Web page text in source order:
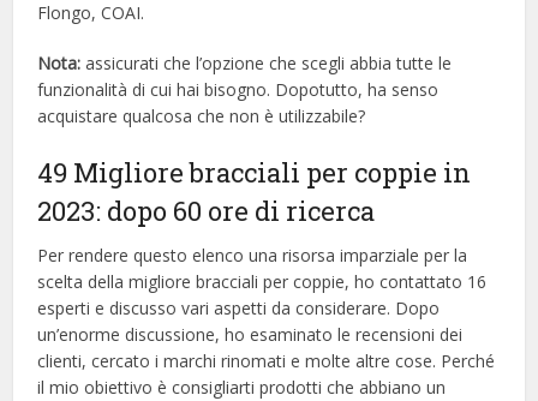
Flongo, COAI.
Nota: assicurati che l’opzione che scegli abbia tutte le
funzionalità di cui hai bisogno. Dopotutto, ha senso
acquistare qualcosa che non è utilizzabile?
49 Migliore bracciali per coppie in
2023: dopo 60 ore di ricerca
Per rendere questo elenco una risorsa imparziale per la
scelta della migliore bracciali per coppie, ​​ho contattato 16
esperti e discusso vari aspetti da considerare. Dopo
un’enorme discussione, ho esaminato le recensioni dei
clienti, cercato i marchi rinomati e molte altre cose. Perché
il mio obiettivo è consigliarti prodotti che abbiano un